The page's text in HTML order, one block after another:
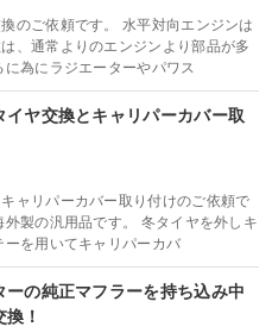
のご依頼です。 水平対向エンジンは
、通常よりのエンジンより部品が多
為にラジエーターやパワス
イヤ交換とキャリパーカバー取
ャリパーカバー取り付けのご依頼で
製の汎用品です。 冬タイヤを外しキ
を用いてキャリパーカバ
ーの純正マフラーを持ち込み中
！